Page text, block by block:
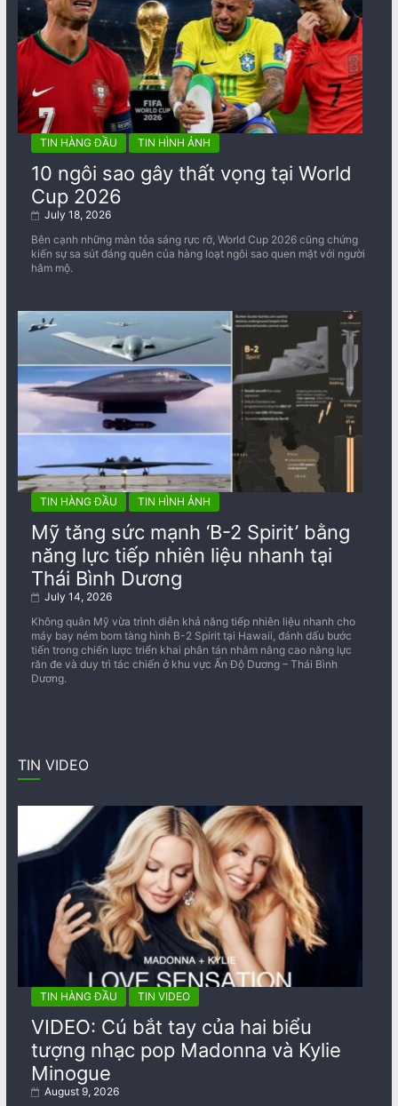
TIN HÀNG ĐẦU TIN HÌNH ẢNH
10 ngôi sao gây thất vọng tại World
Cup 2026
July 18, 2026
Bên cạnh những màn tỏa sáng rực rỡ, World Cup 2026 cũng chứng
kiến sự sa sút đáng quên của hàng loạt ngôi sao quen mặt với người
hâm mộ.
TIN HÀNG ĐẦU TIN HÌNH ẢNH
Mỹ tăng sức mạnh ‘B-2 Spirit’ bằng
năng lực tiếp nhiên liệu nhanh tại
Thái Bình Dương
July 14, 2026
Không quân Mỹ vừa trình diễn khả năng tiếp nhiên liệu nhanh cho
máy bay ném bom tàng hình B-2 Spirit tại Hawaii, đánh dấu bước
tiến trong chiến lược triển khai phân tán nhằm nâng cao năng lực
răn đe và duy trì tác chiến ở khu vực Ấn Độ Dương – Thái Bình
Dương.
TIN VIDEO
TIN HÀNG ĐẦU TIN VIDEO
VIDEO: Cú bắt tay của hai biểu
tượng nhạc pop Madonna và Kylie
Minogue
August 9, 2026